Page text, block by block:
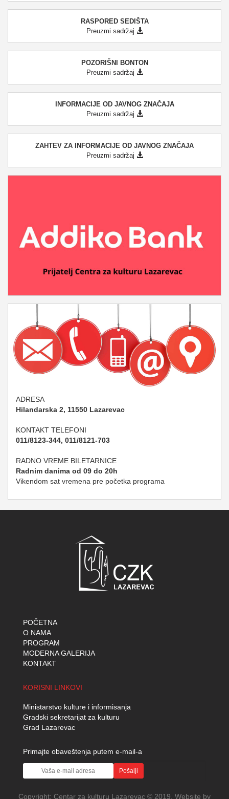
RASPORED SEDIŠTA
Preuzmi sadržaj
POZORIŠNI BONTON
Preuzmi sadržaj
INFORMACIJE OD JAVNOG ZNAČAJA
Preuzmi sadržaj
ZAHTEV ZA INFORMACIJE OD JAVNOG ZNAČAJA
Preuzmi sadržaj
ADRESA
Hilandarska 2, 11550 Lazarevac
KONTAKT TELEFONI
011/8123-344, 011/8121-703
RADNO VREME BILETARNICE
Radnim danima od 09 do 20h
Vikendom sat vremena pre početka programa
POČETNA
O NAMA
PROGRAM
MODERNA GALERIJA
KONTAKT
KORISNI LINKOVI
Ministarstvo kulture i informisanja
Gradski sekretarijat za kulturu
Grad Lazarevac
Primajte obaveštenja putem e-mail-a
Pošalji
Copyright: Centar za kulturu Lazarevac © 2019. Website by